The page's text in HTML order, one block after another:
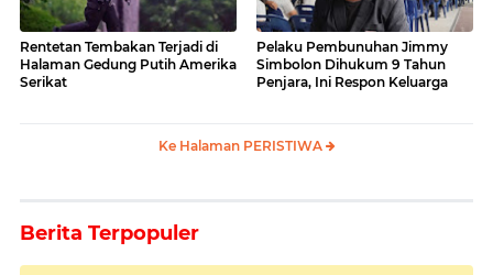
Rentetan Tembakan Terjadi di
Halaman Gedung Putih Amerika
Serikat
Pelaku Pembunuhan Jimmy
Simbolon Dihukum 9 Tahun
Penjara, Ini Respon Keluarga
Ke Halaman PERISTIWA
Berita Terpopuler